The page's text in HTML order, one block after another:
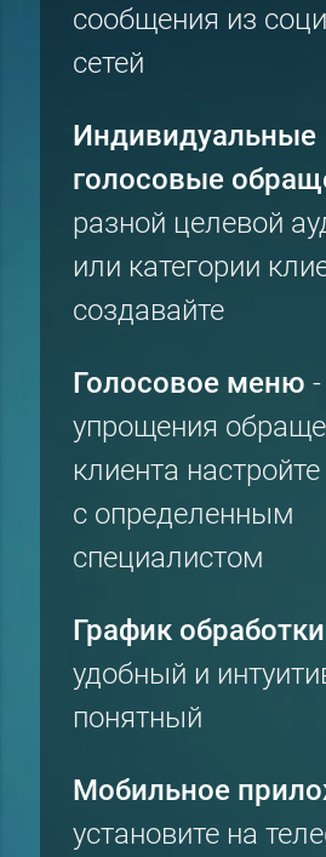
сообщения из
сетей
Индивидуальные
голосовые
разной целевой
или категории
создавайте
Голосовое меню
упрощения
клиента
с определенным
специалистом
График
удобный и
понятный
Мобильное
установите на